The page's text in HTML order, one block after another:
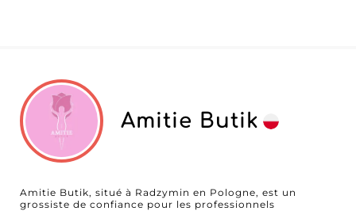
Amitie Butik
Amitie Butik, situé à Radzymin en Pologne, est un
grossiste de confiance pour les professionnels